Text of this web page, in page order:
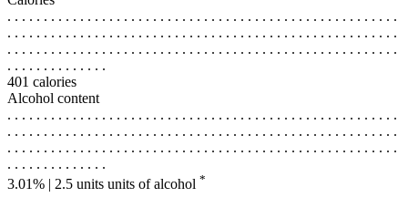
. . . . . . . . . . . . . . . . . . . . . . . . . . . . . . . . . . . . . . . . . . . . . . . . . . . . . .
. . . . . . . . . . . . . . . . . . . . . . . . . . . . . . . . . . . . . . . . . . . . . . . . . . . . . .
. . . . . . . . . . . . . . . . . . . . . . . . . . . . . . . . . . . . . . . . . . . . . . . . . . . . . .
. . . . . . . . . . . . . .
401 calories
Alcohol content
. . . . . . . . . . . . . . . . . . . . . . . . . . . . . . . . . . . . . . . . . . . . . . . . . . . . . .
. . . . . . . . . . . . . . . . . . . . . . . . . . . . . . . . . . . . . . . . . . . . . . . . . . . . . .
. . . . . . . . . . . . . . . . . . . . . . . . . . . . . . . . . . . . . . . . . . . . . . . . . . . . . .
. . . . . . . . . . . . . .
3.01% | 2.5 units units of alcohol *